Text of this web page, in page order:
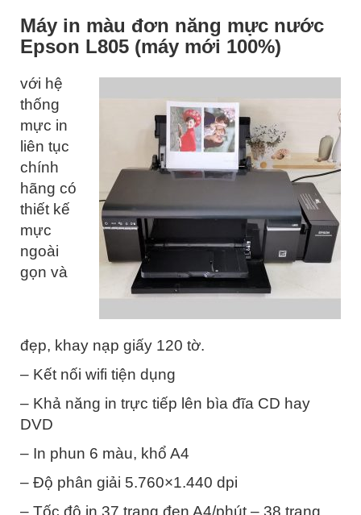
Máy in màu đơn năng mực nước
Epson L805 (máy mới 100%)
với hệ
thống
mực in
liên tục
chính
hãng có
thiết kế
mực
ngoài
gọn và
đẹp, khay nạp giấy 120 tờ.
– Kết nối wifi tiện dụng
– Khả năng in trực tiếp lên bìa đĩa CD hay
DVD
– In phun 6 màu, khổ A4
– Độ phân giải 5.760×1.440 dpi
– Tốc độ in 37 trang đen A4/phút – 38 trang